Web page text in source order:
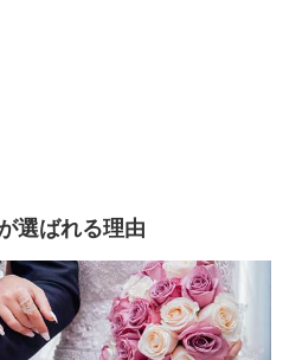
選ばれる理由